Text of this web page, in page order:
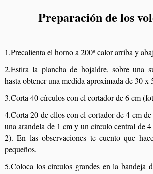
Preparación de los
1.Precalienta el horno a 200º calor arriba y
2.Estira la plancha de hojaldre, sobre una
hasta obtener una medida aproximada de 30 x
3.Corta 40 círculos con el cortador de 6 cm
4.Corta 20 de ellos con el cortador de 4 cm de
una arandela de 1 cm y un círculo central de
2). En las observaciones te cuento que
pequeños.
5.Coloca los círculos grandes en la bandeja